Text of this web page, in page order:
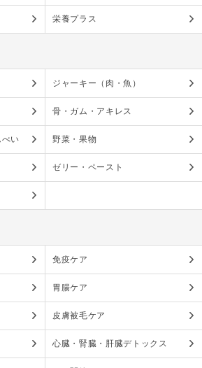
栄養プラス
ジャーキー（肉・魚）
骨・ガム・アキレス
い 野菜・果物
ゼリー・ペースト
免疫ケア
胃腸ケア
皮膚被毛ケア
心臓・腎臓・肝臓デトックス